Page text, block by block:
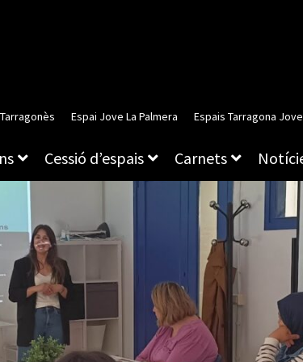
Espai Jove La Palmera Espais Tarragona Jove
Cessió d’espais Carnets